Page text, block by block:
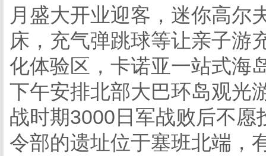
月盛大开业迎客，迷你高尔
床，充气弹跳球等让亲子游
化体验区，卡诺亚一站式海
下午安排北部大巴环岛观光
战时期3000日军战败后不
令部的遗址位于塞班北端，